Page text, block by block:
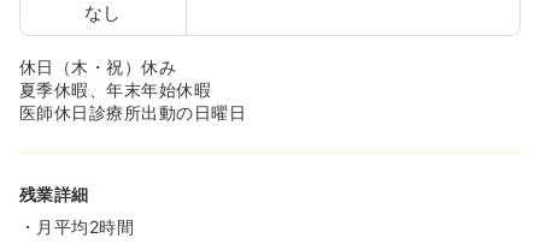
なし
休日（木・祝）休み
夏季休暇、年末年始休暇
医師休日診療所出動の日曜日
残業詳細
・月平均2時間